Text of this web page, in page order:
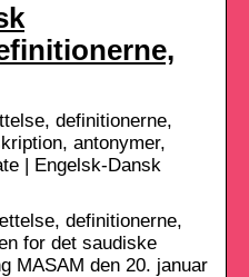
definitionerne,
antonymer,
| Engelsk-Dansk
definitionerne,
for det saudiske
MASAM den 20. januar